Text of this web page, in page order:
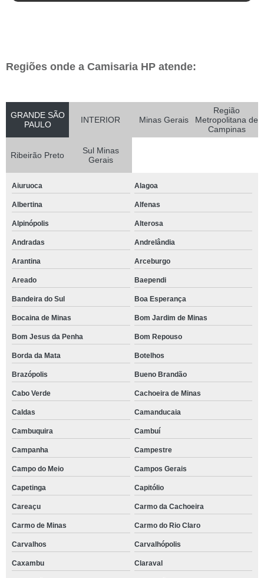
Regiões onde a Camisaria HP atende:
GRANDE SÃO
PAULO
INTERIOR Minas Gerais
Região
Metropolitana de
Campinas
Ribeirão Preto
Sul Minas
Gerais
Aiuruoca Alagoa
Albertina Alfenas
Alpinópolis Alterosa
Andradas Andrelândia
Arantina Arceburgo
Areado Baependi
Bandeira do Sul Boa Esperança
Bocaina de Minas Bom Jardim de Minas
Bom Jesus da Penha Bom Repouso
Borda da Mata Botelhos
Brazópolis Bueno Brandão
Cabo Verde Cachoeira de Minas
Caldas Camanducaia
Cambuquira Cambuí
Campanha Campestre
Campo do Meio Campos Gerais
Capetinga Capitólio
Careaçu Carmo da Cachoeira
Carmo de Minas Carmo do Rio Claro
Carvalhos Carvalhópolis
Caxambu Claraval